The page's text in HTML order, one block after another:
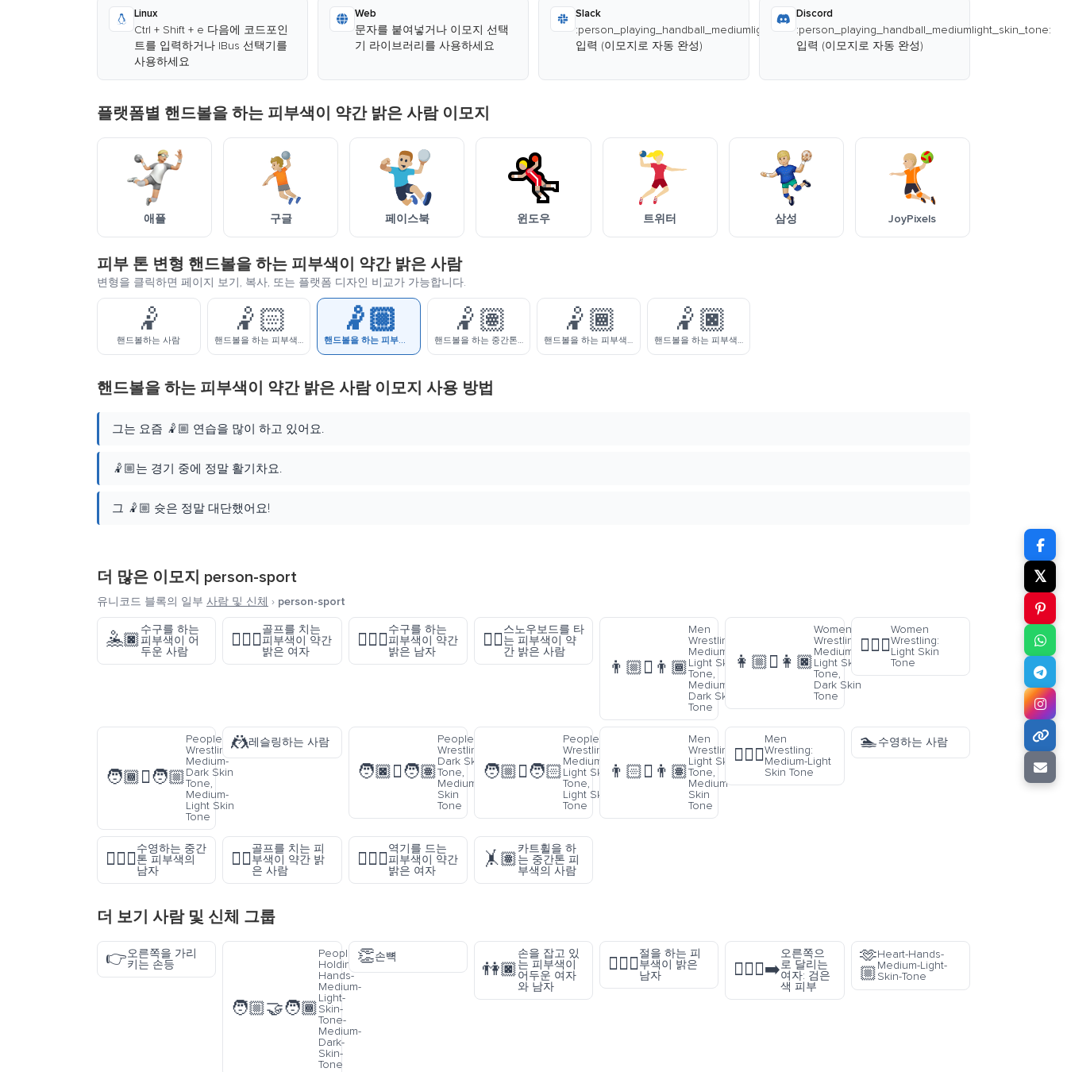
Linux
Ctrl + Shift + e 다음에 코드포인
트를 입력하거나 IBus 선택기를
사용하세요
Web
문자를 붙여넣거나 이모지 선택
기 라이브러리를 사용하세요
Slack
:person_playing_handball_mediumlight_skin_tone:
입력 (이모지로 자동 완성)
Discord
:person_playing_handball_mediumlight_skin_tone:
입력 (이모지로 자동 완성)
플랫폼별 핸드볼을 하는 피부색이 약간 밝은 사람 이모지
애플 구글 페이스북 윈도우 트위터 삼성 JoyPixels
피부 톤 변형 핸드볼을 하는 피부색이 약간 밝은 사람
변형을 클릭하면 페이지 보기, 복사, 또는 플랫폼 디자인 비교가 가능합니다.
🤾
핸드볼하는 사람
🤾🏻
핸드볼을 하는 피부색이 밝은 사람
🤾🏼
핸드볼을 하는 피부색이 약간 밝은 사람
🤾🏽
핸드볼을 하는 중간톤 피부색의 사람
🤾🏾
핸드볼을 하는 피부색이 약간 어두운 사람
🤾🏿
핸드볼을 하는 피부색이 어두운 사람
핸드볼을 하는 피부색이 약간 밝은 사람 이모지 사용 방법
그는 요즘 🤾🏼 연습을 많이 하고 있어요.
🤾🏼는 경기 중에 정말 활기차요.
그 🤾🏼 슛은 정말 대단했어요!
더 많은 이모지 person-sport
유니코드 블록의 일부 사람 및 신체 › person-sport
🤽🏿
수구를 하는
피부색이 어
두운 사람
🏌🏼‍♀️
골프를 치는
피부색이 약간
밝은 여자
🤽🏼‍♂️
수구를 하는
피부색이 약간
밝은 남자
🏂🏼
스노우보드를 타
는 피부색이 약
간 밝은 사람
👨🏼‍🫯‍👨🏾
Men
Wrestling:
Medium-
Light Skin
Tone,
Medium-
Dark Skin
Tone
👩🏼‍🫯‍👩🏿
Women
Wrestling:
Medium-
Light Skin
Tone,
Dark Skin
Tone
🤼🏻‍♀️
Women
Wrestling:
Light Skin
Tone
🧑🏾‍🫯‍🧑🏼
People
Wrestling:
Medium-
Dark Skin
Tone,
Medium-
Light Skin
Tone
🤼레슬링하는 사람
🧑🏿‍🫯‍🧑🏽
People
Wrestling:
Dark Skin
Tone,
Medium
Skin
Tone
🧑🏼‍🫯‍🧑🏻
People
Wrestling:
Medium-
Light Skin
Tone,
Light Skin
Tone
👨🏻‍🫯‍👨🏽
Men
Wrestling:
Light Skin
Tone,
Medium
Skin
Tone
🤼🏼‍♂️
Men
Wrestling:
Medium-Light
Skin Tone
🏊수영하는 사람
🏊🏽‍♂️
수영하는 중간
톤 피부색의
남자
🏌🏼
골프를 치는 피
부색이 약간 밝
은 사람
🏋🏼‍♀️
역기를 드는
피부색이 약간
밝은 여자
🤸🏽
카트휠을 하
는 중간톤 피
부색의 사람
더 보기 사람 및 신체 그룹
👉오른쪽을 가리
키는 손등
🧑🏼‍🤝‍🧑🏾
People-
Holding-
Hands-
Medium-
Light-
Skin-
Tone-
Medium-
Dark-
Skin-
Tone
👏손뼉
👫🏿
손을 잡고 있
는 피부색이
어두운 여자
와 남자
🙇🏻‍♂️
절을 하는 피
부색이 밝은
남자
🏃🏿‍♀️‍➡️
오른쪽으
로 달리는
여자: 검은
색 피부
🫶
🏼
Heart-Hands-
Medium-Light-
Skin-Tone
𝕏